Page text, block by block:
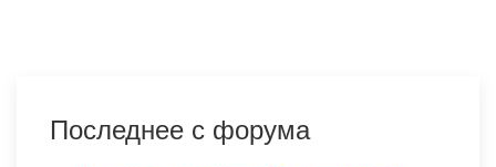
Последнее с форума